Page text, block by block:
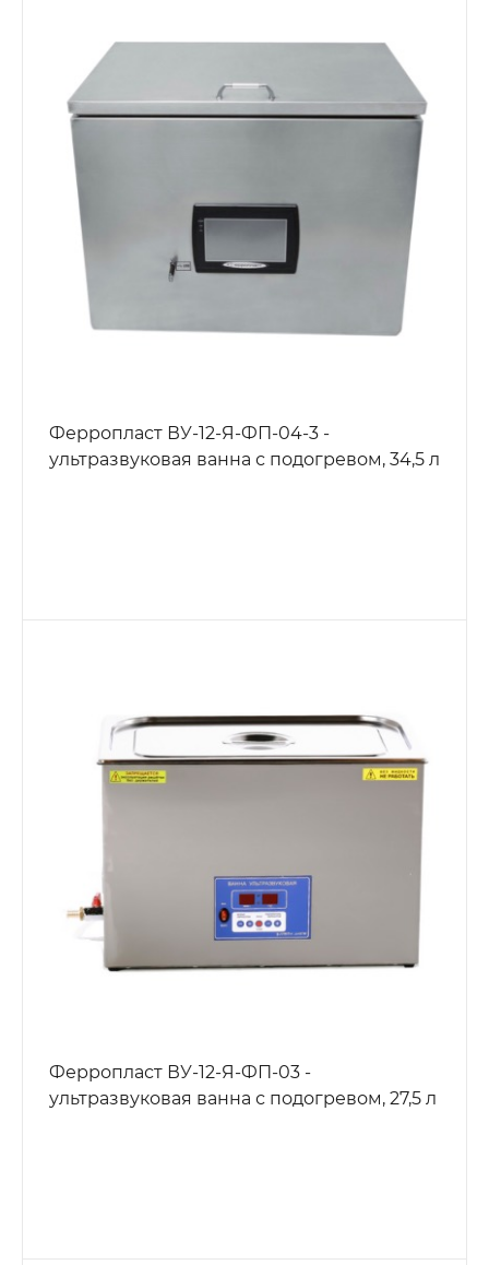
Ферропласт ВУ-12-Я-ФП-04-3 -
ультразвуковая ванна с подогревом, 34,5 л
Ферропласт ВУ-12-Я-ФП-03 -
ультразвуковая ванна с подогревом, 27,5 л